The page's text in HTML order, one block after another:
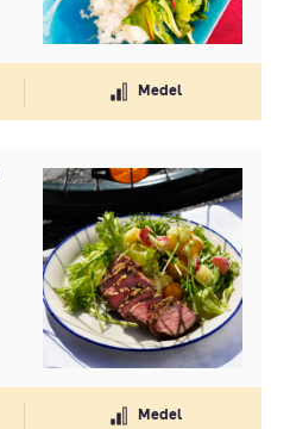
Medel
Medel